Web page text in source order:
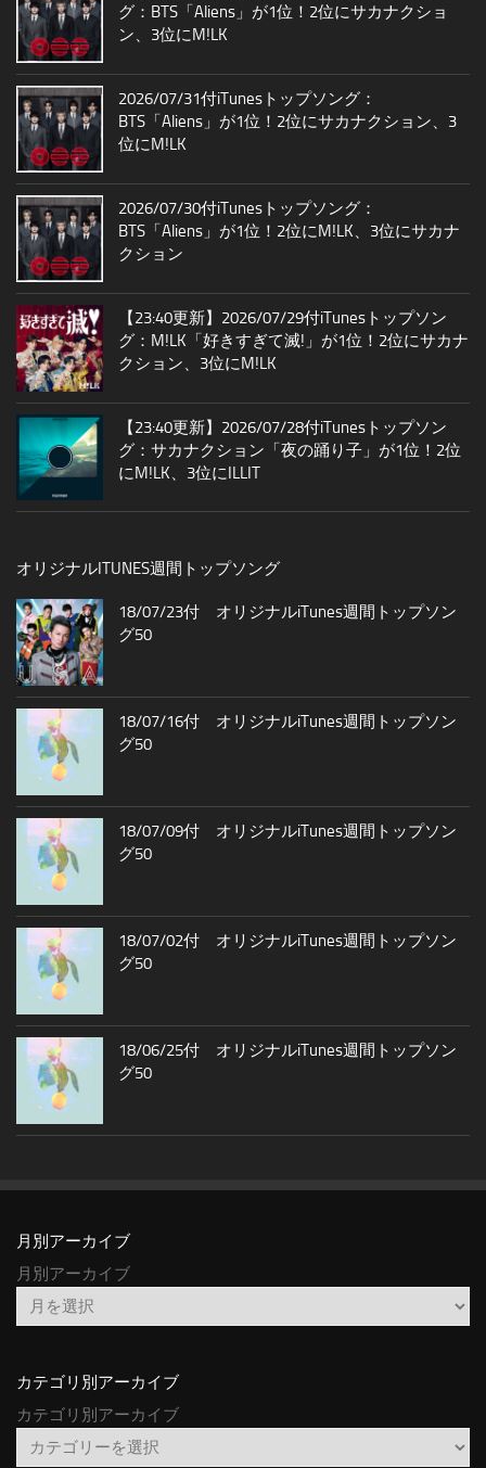
グ：BTS「Aliens」が1位！2位にサカナクショ
ン、3位にM!LK
2026/07/31付iTunesトップソング：
BTS「Aliens」が1位！2位にサカナクション、3
位にM!LK
2026/07/30付iTunesトップソング：
BTS「Aliens」が1位！2位にM!LK、3位にサカナ
クション
【23:40更新】2026/07/29付iTunesトップソン
グ：M!LK「好きすぎて滅!」が1位！2位にサカナ
クション、3位にM!LK
【23:40更新】2026/07/28付iTunesトップソン
グ：サカナクション「夜の踊り子」が1位！2位
にM!LK、3位にILLIT
オリジナルITUNES週間トップソング
18/07/23付 オリジナルiTunes週間トップソン
グ50
18/07/16付 オリジナルiTunes週間トップソン
グ50
18/07/09付 オリジナルiTunes週間トップソン
グ50
18/07/02付 オリジナルiTunes週間トップソン
グ50
18/06/25付 オリジナルiTunes週間トップソン
グ50
月別アーカイブ
月別アーカイブ
カテゴリ別アーカイブ
カテゴリ別アーカイブ